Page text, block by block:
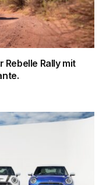
Rebelle Rally mit